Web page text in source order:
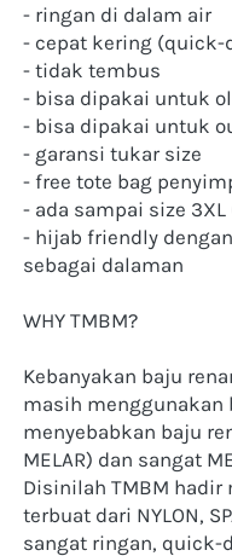
- ringan di dalam air
- cepat kering (quick-
- tidak tembus
- bisa dipakai untuk
- bisa dipakai untuk
- garansi tukar size
- free tote bag
- ada sampai size
- hijab friendly
sebagai dalaman
WHY TMBM?
Kebanyakan baju
masih menggunakan
menyebabkan baju
MELAR) dan sangat
Disinilah TMBM hadir
terbuat dari NYLON,
sangat ringan, quick-